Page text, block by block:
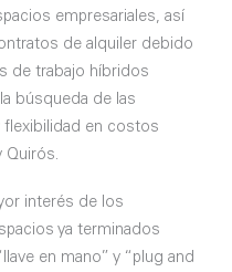
empresariales, así
de alquiler debido
de trabajo híbridos
búsqueda de las
flexibilidad en costos
Quirós.
interés de los
ya terminados
en mano” y “plug and